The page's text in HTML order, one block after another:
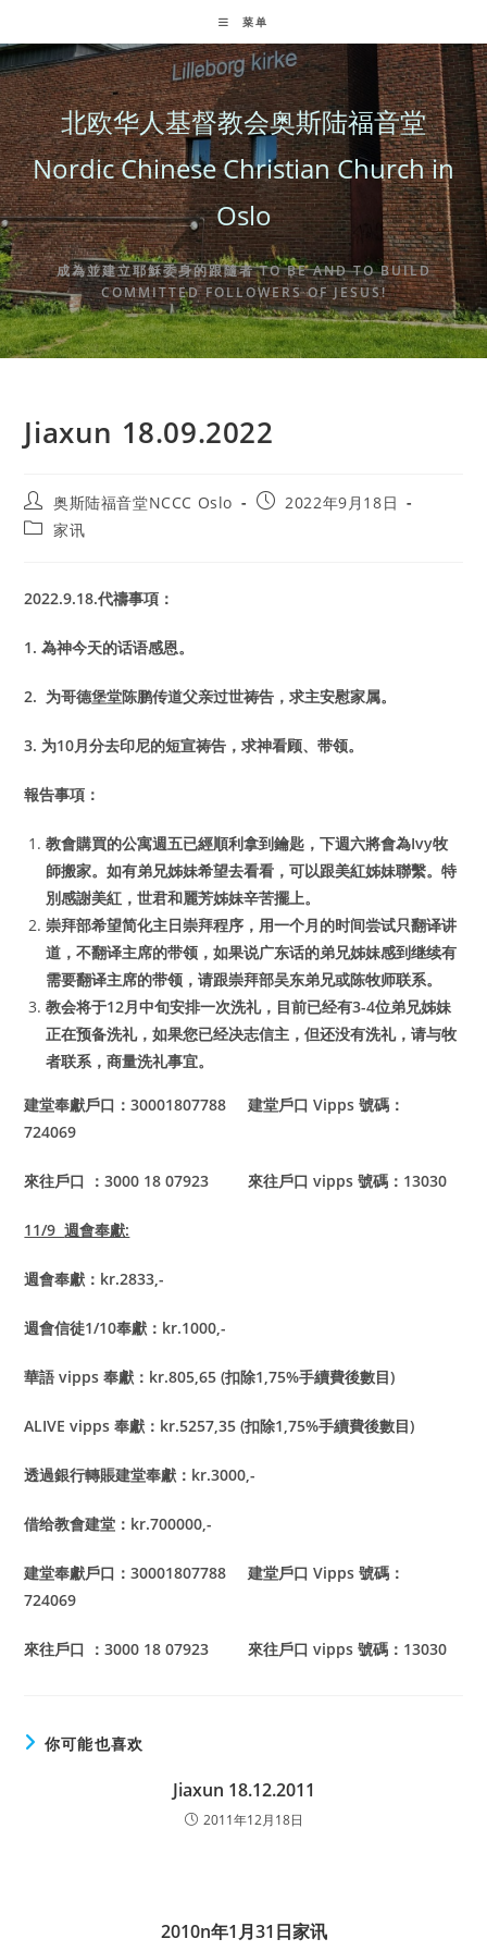
to
content
菜单
北欧华人基督教会奥斯陆福音堂
Nordic Chinese Christian Church in
Oslo
成為並建立耶穌委身的跟隨者 TO BE AND TO BUILD
COMMITTED FOLLOWERS OF JESUS!
Jiaxun 18.09.2022
Post
author:
奥斯陆福音堂NCCC Oslo
Post2022年9月18日
Post家讯
2022.9.18.代禱事項：
1.為神今天的话语感恩。
2. 为哥德堡堂陈鹏传道父亲过世祷告，求主安慰家属。
3. 为10月分去印尼的短宣祷告，求神看顾、带领。
報告事項：
教會購買的公寓週五已經順利拿到鑰匙，下週六將會為Ivy牧
師搬家。如有弟兄姊妹希望去看看，可以跟美紅姊妹聯繫。特
別感謝美紅，世君和麗芳姊妹辛苦擺上。
崇拜部希望简化主日崇拜程序，用一个月的时间尝试只翻译讲
道，不翻译主席的带领，如果说广东话的弟兄姊妹感到继续有
需要翻译主席的带领，请跟崇拜部吴东弟兄或陈牧师联系。
教会将于12月中旬安排一次洗礼，目前已经有3-4位弟兄姊妹
正在预备洗礼，如果您已经决志信主，但还没有洗礼，请与牧
者联系，商量洗礼事宜。
建堂奉獻戶口：30001807788 建堂戶口 Vipps 號碼：
724069
來往戶口 ：3000 18 07923 來往戶口 vipps 號碼：13030
11/9週會奉獻:
週會奉獻：kr.2833,-
週會信徒1/10奉獻：kr.1000,-
華語 vipps 奉獻：kr.805,65 (扣除1,75%手續費後數目)
ALIVE vipps奉獻：kr.5257,35 (扣除1,75%手續費後數目)
透過銀行轉賬建堂奉獻：kr.3000,-
借给教會建堂：kr.700000,-
建堂奉獻戶口：30001807788 建堂戶口 Vipps 號碼：
724069
來往戶口 ：3000 18 07923 來往戶口 vipps 號碼：13030
你可能也喜欢
Jiaxun 18.12.2011
2011年12月18日
2010n年1月31日家讯